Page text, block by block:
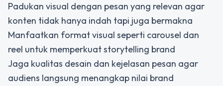
Padukan visual dengan pesan yang relevan agar
konten tidak hanya indah tapi juga bermakna
Manfaatkan format visual seperti carousel dan
reel untuk memperkuat storytelling brand
Jaga kualitas desain dan kejelasan pesan agar
audiens langsung menangkap nilai brand